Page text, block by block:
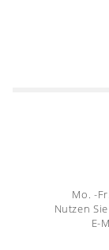
Mo. -
Nutzen
E-